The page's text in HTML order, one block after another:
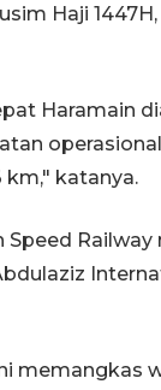
Haji
Haramain
km," katanya.
Speed
memangkas